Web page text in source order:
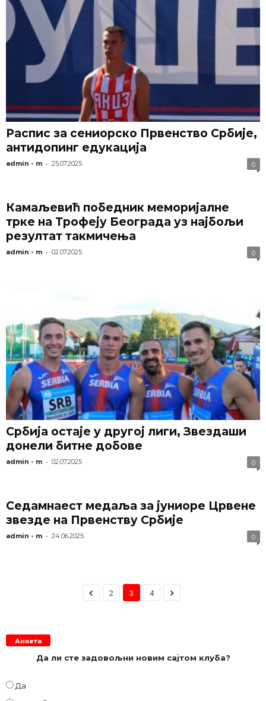
Распис за сениорско Првенство Србије,
антидопинг едукација
admin - m - 25.07.2025 0
Камаљевић победник меморијалне
трке на Трофеју Београда уз најбољи
резултат такмичења
admin - m - 02.07.2025 0
Србија остаје у другој лиги, Звездаши
донели битне добове
admin - m - 02.07.2025 0
Седамнаест медаља за јуниоре Црвене
звезде на Првенству Србије
admin - m - 24.06.2025 0
2 3 4
Анкета
Да ли сте задовољни новим сајтом клуба?
Да